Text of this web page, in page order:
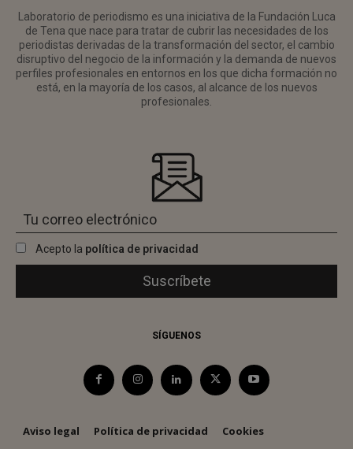
Laboratorio de periodismo es una iniciativa de la Fundación Luca
de Tena que nace para tratar de cubrir las necesidades de los
periodistas derivadas de la transformación del sector, el cambio
disruptivo del negocio de la información y la demanda de nuevos
perfiles profesionales en entornos en los que dicha formación no
está, en la mayoría de los casos, al alcance de los nuevos
profesionales.
Acepto la política de privacidad
SÍGUENOS
Aviso legal Política de privacidad Cookies